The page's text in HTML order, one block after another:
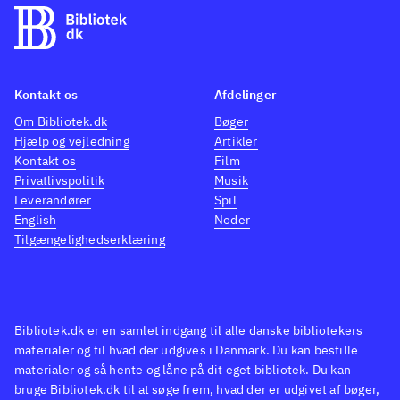
lidt, det er opgaver og løb der
tæller. Når alle opgaver og løb
skiftes til den næste. Grafik og
fremragende. Spillet bidrager
ikke med nyt til genren, men er
bestemt et hyggeligt
bekendtskab. Der er
udelukkende mulighed for
I opbygning, plot og grafik
ligner spillet andre Springdale-
spil som fx Ud over engene og
Bibliotek.dk er en samlet indgang til alle danske bibliotekers
materialer og til hvad der udgives i Danmark. Du kan bestille
materialer og så hente og låne på dit eget bibliotek. Du kan
bruge Bibliotek.dk til at søge frem, hvad der er udgivet af bøger,
Kontakt os
Om Bibliotek.dk
Hjælp og vejledning
Kontakt os
Privatlivspolitik
Leverandører
English
Tilgængelighedserklæring
Afdelinger
Bøger
Artikler
Film
Musik
Spil
Noder